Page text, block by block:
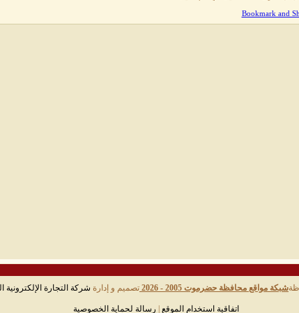
شبكة مواقع محافظة حضرموت 2005 - 2026 تصميم و إدارة شركة التجارة الإلكترونية
اتفاقية استخدام الموقع رسالة لحماية الخصوصية